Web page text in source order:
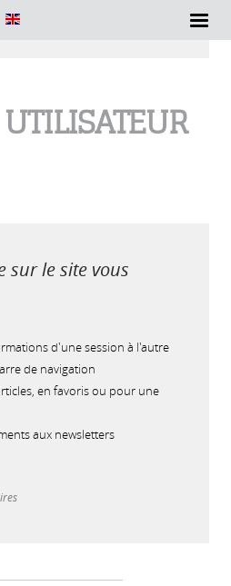
sur le site vous
d'une session à l'autre
de navigation
en favoris ou pour une
aux newsletters